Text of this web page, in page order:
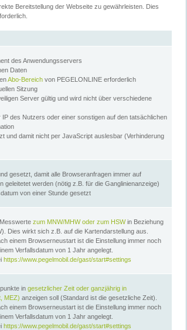
Bereitstellung der Webseite zu gewährleisten. Dies
des Anwendungsservers
Daten
Abo-Bereich von PEGELONLINE erforderlich
Sitzung
Server gültig und wird nicht über verschiedene
des Nutzers oder einer sonstigen auf den tatsächlichen
und damit nicht per JavaScript auslesbar (Verhinderung
gesetzt, damit alle Browseranfragen immer auf
geleitetet werden (nötig z.B. für die Ganglinienanzeige)
von einer Stunde gesetzt
zum MNW/MHW oder zum HSWin Beziehung
Dies wirkt sich z.B. auf die Kartendarstellung aus.
einem Browserneustart ist die Einstellung immer noch
Verfallsdatum von 1 Jahr angelegt.
https://www.pegelmobil.de/gast/start#settings
in gesetzlicher Zeit oder ganzjährig in
MEZ) anzeigen soll (Standard ist die gesetzliche Zeit).
einem Browserneustart ist die Einstellung immer noch
Verfallsdatum von 1 Jahr angelegt.
https://www.pegelmobil.de/gast/start#settings